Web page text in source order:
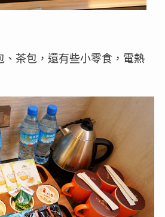
、茶包，還有些小零食，電熱